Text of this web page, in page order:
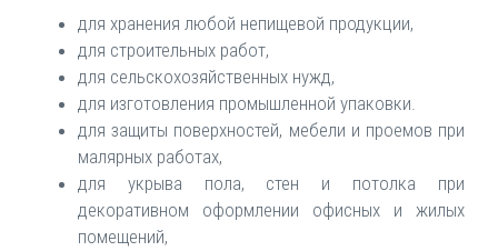
для хранения любой непищевой продукции,
для строительных работ,
для сельскохозяйственных нужд,
для изготовления промышленной упаковки.
для защиты поверхностей, мебели и проемов при
малярных работах,
для укрыва пола, стен и потолка при
декоративном оформлении офисных и жилых
помещений,